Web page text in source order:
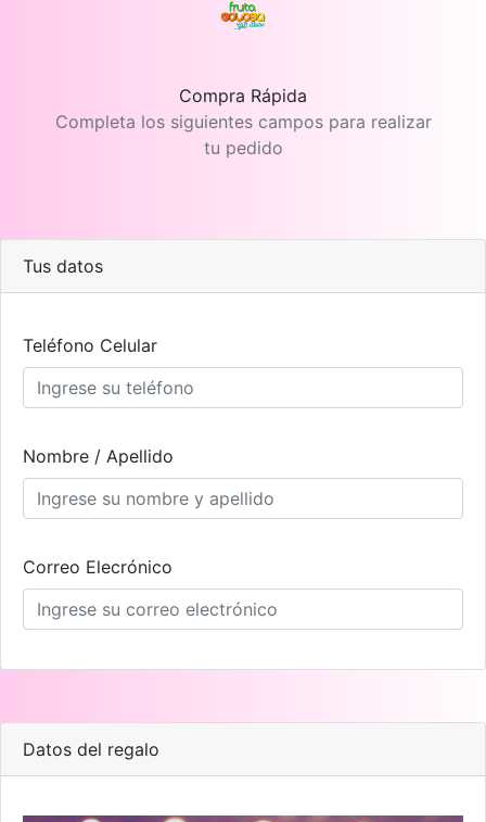
Compra Rápida
Completa los siguientes campos para realizar
tu pedido
Tus datos
Teléfono Celular
Nombre / Apellido
Correo Elecrónico
Datos del regalo